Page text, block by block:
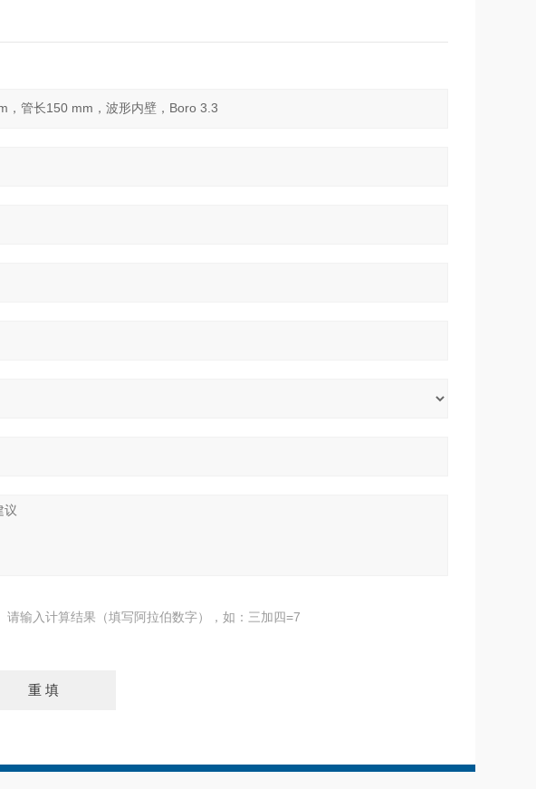
请输入计算结果（填写阿拉伯数字），如：三加四=7